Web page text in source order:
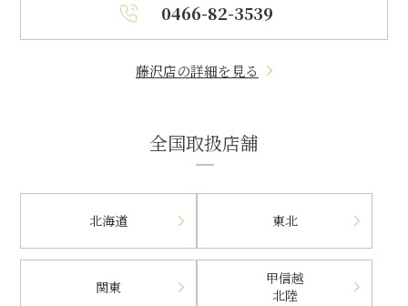
0466-82-3539
藤沢店の詳細を見る
全国取扱店舗
北海道 東北
関東
甲信越
北陸